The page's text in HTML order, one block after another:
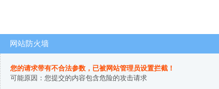
网站防火墙
您的请求带有不合法参数，已被网站管理员设置拦截！
可能原因：您提交的内容包含危险的攻击请求